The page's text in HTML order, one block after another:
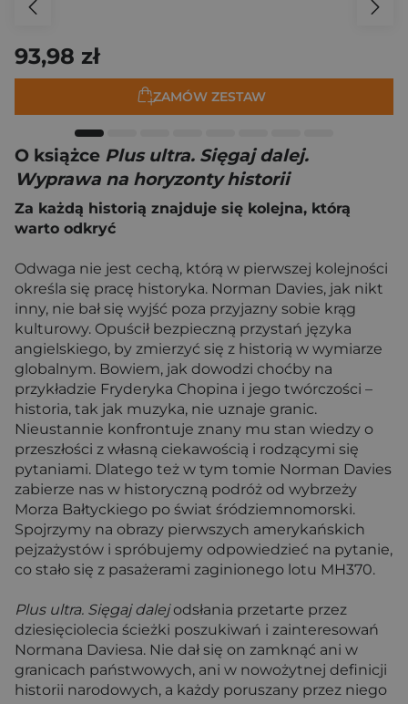
93,98 zł
ZAMÓW ZESTAW
O książce Plus ultra. Sięgaj dalej.
Wyprawa na horyzonty historii
Za każdą historią znajduje się kolejna, którą
warto odkryć
Odwaga nie jest cechą, którą w pierwszej kolejności
określa się pracę historyka. Norman Davies, jak nikt
inny, nie bał się wyjść poza przyjazny sobie krąg
kulturowy. Opuścił bezpieczną przystań języka
angielskiego, by zmierzyć się z historią w wymiarze
globalnym. Bowiem, jak dowodzi choćby na
przykładzie Fryderyka Chopina i jego twórczości –
historia, tak jak muzyka, nie uznaje granic.
Nieustannie konfrontuje znany mu stan wiedzy o
przeszłości z własną ciekawością i rodzącymi się
pytaniami. Dlatego też w tym tomie Norman Davies
zabierze nas w historyczną podróż od wybrzeży
Morza Bałtyckiego po świat śródziemnomorski.
Spojrzymy na obrazy pierwszych amerykańskich
pejzażystów i spróbujemy odpowiedzieć na pytanie,
co stało się z pasażerami zaginionego lotu MH370.
Plus ultra. Sięgaj dalejodsłania przetarte przez
dziesięciolecia ścieżki poszukiwań i zainteresowań
Normana Daviesa. Nie dał się on zamknąć ani w
granicach państwowych, ani w nowożytnej definicji
historii narodowych, a każdy poruszany przez niego